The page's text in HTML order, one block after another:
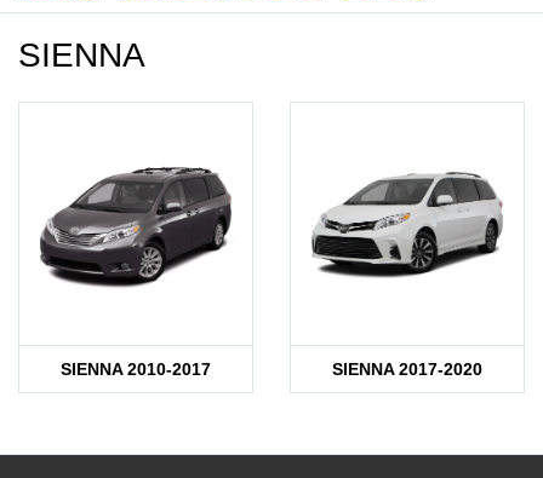
SIENNA
SIENNA 2010-2017 SIENNA 2017-2020